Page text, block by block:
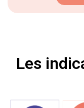
Les